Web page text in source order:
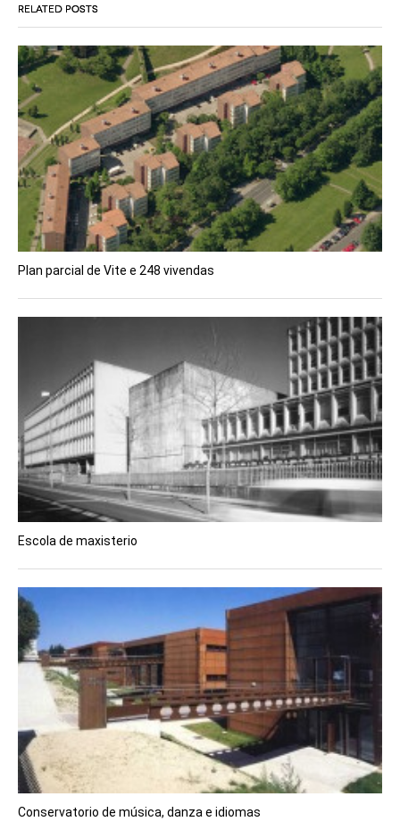
RELATED POSTS
Plan parcial de Vite e 248 vivendas
Escola de maxisterio
Conservatorio de música, danza e idiomas